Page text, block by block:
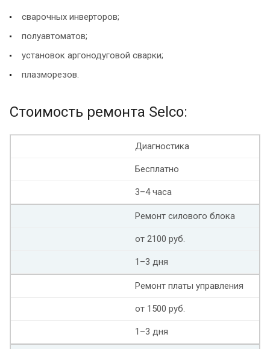
сварочных инверторов;
полуавтоматов;
установок аргонодуговой сварки;
плазморезов.
Стоимость ремонта Selco:
Диагностика
Бесплатно
3–4 часа
Ремонт силового блока
от 2100 руб.
1–3 дня
Ремонт платы управления
от 1500 руб.
1–3 дня